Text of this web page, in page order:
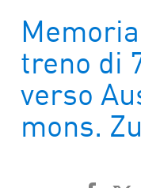
treno di
verso
mons.